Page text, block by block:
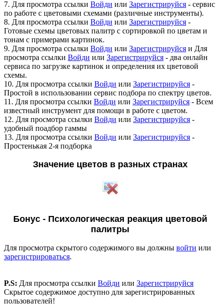
7. Для просмотра ссылки Войди или Зарегистрируйся - сервис
по работе с цветовыми схемами (различные инструменты).
8. Для просмотра ссылки Войди или Зарегистрируйся -
Готовые схемы цветовых палитр с сортировкой по цветам и
тонам с примерами картинок.
9. Для просмотра ссылки Войди или Зарегистрируйся и Для
просмотра ссылки Войди или Зарегистрируйся - два онлайн
сервиса по загрузке картинок и определения их цветовой
схемы.
10. Для просмотра ссылки Войди или Зарегистрируйся -
Простой в использовании сервис подбора по спектру цветов.
11. Для просмотра ссылки Войди или Зарегистрируйся - Всем
известный инструмент для помощи в работе с цветом.
12. Для просмотра ссылки Войди или Зарегистрируйся -
удобный поадбор гаммы
13. Для просмотра ссылки Войди или Зарегистрируйся -
Простенькая 2-я подборка
Значение цветов в разных странах
Бонус - Психологическая реакция цветовой
палитры
Для просмотра скрытого содержимого вы должны войти или
зарегистрироваться.
P.S: Для просмотра ссылки Войди или Зарегистрируйся
Скрытое содержимое доступно для зарегистрированных
пользователей!